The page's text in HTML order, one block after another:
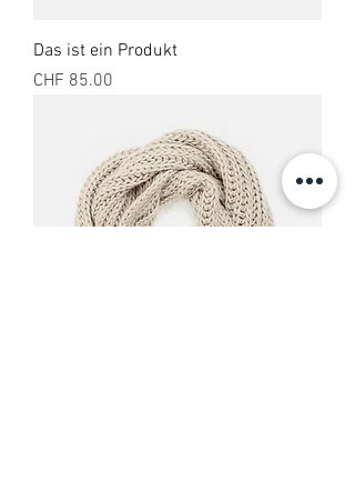
Das ist ein Produkt
Preis
CHF 85.00